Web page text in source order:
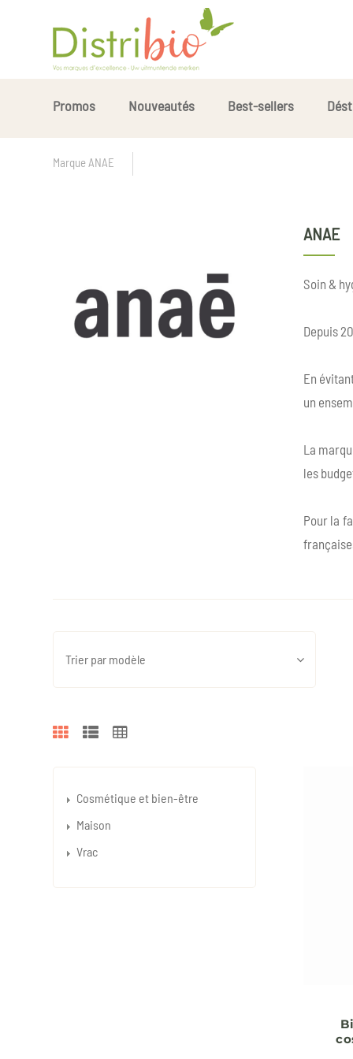
Promos Nouveautés Best-sellers
Marque ANAE
ANAE
Soin &
Depuis
En
un
La
les
Pour la
Trier par modèle
Cosmétique et bien-être
Maison
Vrac